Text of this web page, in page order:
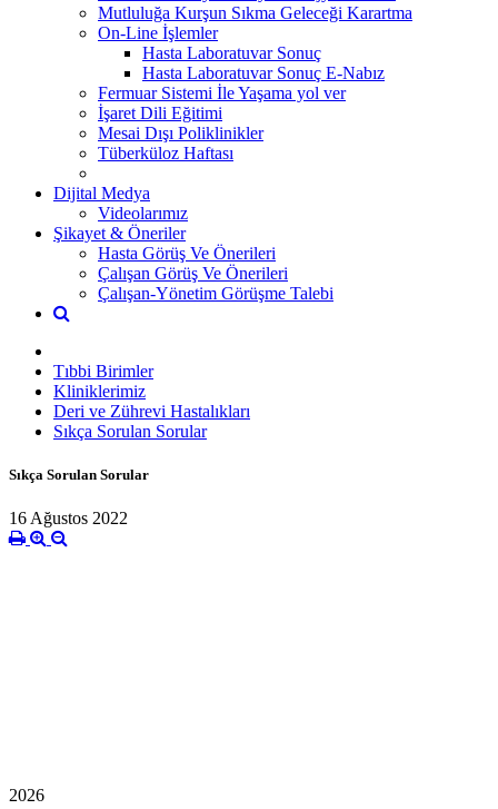
Mutluluğa Kurşun Sıkma Geleceği Karartma
On-Line İşlemler
Hasta Laboratuvar Sonuç
Hasta Laboratuvar Sonuç E-Nabız
Fermuar Sistemi İle Yaşama yol ver
İşaret Dili Eğitimi
Mesai Dışı Poliklinikler
Tüberküloz Haftası
Dijital Medya
Videolarımız
Şikayet & Öneriler
Hasta Görüş Ve Önerileri
Çalışan Görüş Ve Önerileri
Çalışan-Yönetim Görüşme Talebi
Tıbbi Birimler
Kliniklerimiz
Deri ve Zührevi Hastalıkları
Sıkça Sorulan Sorular
Sıkça Sorulan Sorular
16 Ağustos 2022
2026